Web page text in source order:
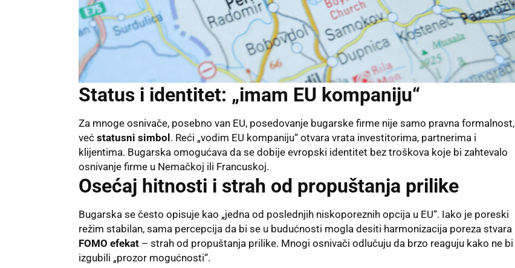
Status i identitet: „imam EU kompaniju“
Za mnoge osnivače, posebno van EU, posedovanje bugarske firme nije samo pravna formalnost,
već statusni simbol. Reći „vodim EU kompaniju“ otvara vrata investitorima, partnerima i
klijentima. Bugarska omogućava da se dobije evropski identitet bez troškova koje bi zahtevalo
osnivanje firme u Nemačkoj ili Francuskoj.
Osećaj hitnosti i strah od propuštanja prilike
Bugarska se često opisuje kao „jedna od poslednjih niskoporeznih opcija u EU“. Iako je poreski
režim stabilan, sama percepcija da bi se u budućnosti mogla desiti harmonizacija poreza stvara
FOMO efekat – strah od propuštanja prilike. Mnogi osnivači odlučuju da brzo reaguju kako ne bi
izgubili „prozor mogućnosti“.